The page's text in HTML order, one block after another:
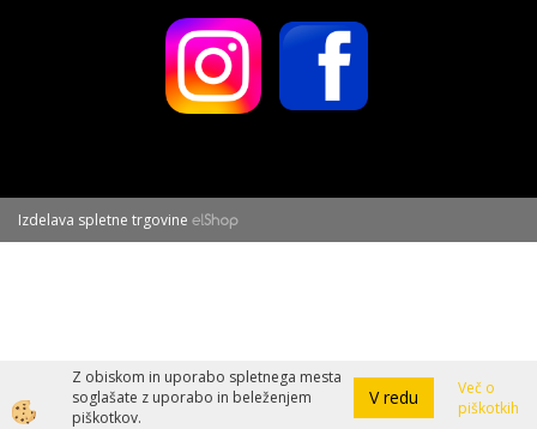
Izdelava spletne trgovine
Z obiskom in uporabo spletnega mesta
soglašate z uporabo in beleženjem
piškotkov.
V redu
Več o
piškotkih